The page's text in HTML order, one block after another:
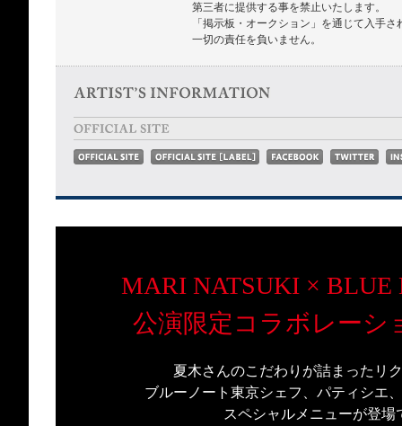
第三者に提供する事を禁止いたします。
「掲示板・オークション」を通じて入手さ
一切の責任を負いません。
MARI NATSUKI × BLUE
公演限定コラボレーシ
夏木さんのこだわりが詰まったリ
ブルーノート東京シェフ、パティシエ
スペシャルメニューが登場